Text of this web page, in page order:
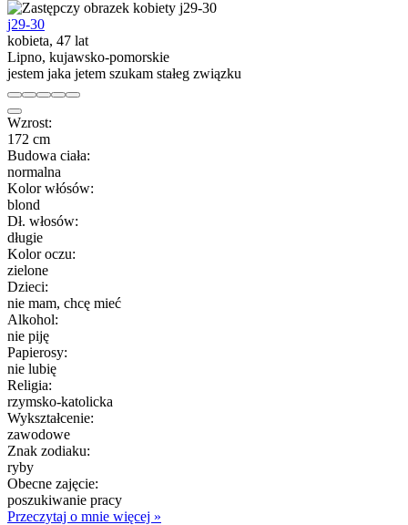
j29-30
kobieta, 47 lat
Lipno, kujawsko-pomorskie
jestem jaka jetem szukam stałeg związku
Wzrost:
172 cm
Budowa ciała:
normalna
Kolor włósów:
blond
Dł. włosów:
długie
Kolor oczu:
zielone
Dzieci:
nie mam, chcę mieć
Alkohol:
nie piję
Papierosy:
nie lubię
Religia:
rzymsko-katolicka
Wykształcenie:
zawodowe
Znak zodiaku:
ryby
Obecne zajęcie:
poszukiwanie pracy
Przeczytaj o mnie więcej »